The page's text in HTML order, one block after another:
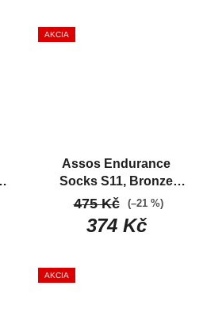
AKCIA
Assos Endurance
Socks S11, Bronze
AshZávodné letné
ponožky
374 Kč
475 Kč (–21 %)
AKCIA